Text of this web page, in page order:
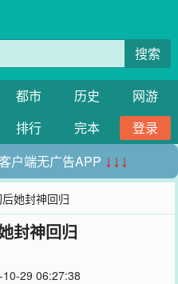
搜索
都市 历史
网游
排行 完本
登录
户端无广告APP ↓↓↓
她封神回归
封神回归
29 06:27:38